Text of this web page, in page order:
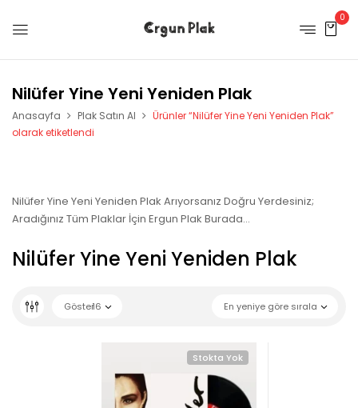
0
Nilüfer Yine Yeni Yeniden Plak
Anasayfa Plak Satın Al
Ürünler “Nilüfer Yine Yeni Yeniden Plak”
olarak etiketlendi
Nilüfer Yine Yeni Yeniden Plak Arıyorsanız Doğru Yerdesiniz;
Aradığınız Tüm Plaklar İçin Ergun Plak Burada…
Nilüfer Yine Yeni Yeniden Plak
En yeniye göre sırala
Göster16
Stokta Yok